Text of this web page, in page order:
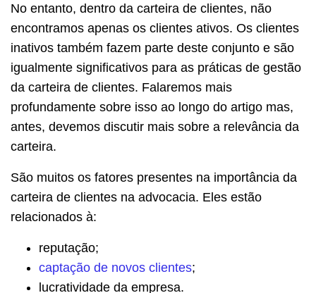
No entanto, dentro da carteira de clientes, não
encontramos apenas os clientes ativos. Os clientes
inativos também fazem parte deste conjunto e são
igualmente significativos para as práticas de gestão
da carteira de clientes. Falaremos mais
profundamente sobre isso ao longo do artigo mas,
antes, devemos discutir mais sobre a relevância da
carteira.
São muitos os fatores presentes na importância da
carteira de clientes na advocacia. Eles estão
relacionados à:
reputação;
captação de novos clientes;
lucratividade da empresa.